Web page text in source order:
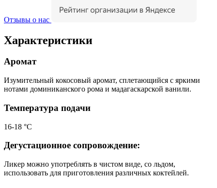
Отзывы о нас
Характеристики
Аромат
Изумительный кокосовый аромат, сплетающийся с яркими
нотами доминиканского рома и мадагаскарской ванили.
Температура подачи
16-18 °С
Дегустационное сопровождение:
Ликер можно употреблять в чистом виде, со льдом,
использовать для приготовления различных коктейлей.